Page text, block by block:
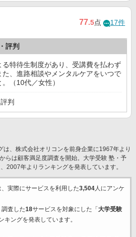
77.5点 17件
評判
る特待生制度があり、受講費を払わず
た、進路相談やメンタルケアをいつで
（10代／女性）
判
は、株式会社オリコンを前身企業に1967年より
らは顧客満足度調査を開始。大学受験 塾・予
2007年よりランキングを発表しています。
実際にサービスを利用した3,504人にアンケ
査した18サービスを対象にした「 大学受験
キングを発表しています。